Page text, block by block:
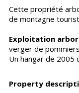
Cette propriété
de montagne
Exploitation
verger de
Un hangar de 2005
Property